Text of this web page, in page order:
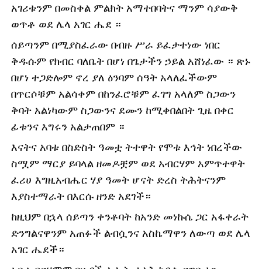
አገሪቱንም በመስቀል ምልክት አማተበባትና ማንም ሳያውቅ
ወጥቶ ወደ ሌላ አገር ሔደ ።
ሰይጣንም በሚያስፈራው በብዙ ሥራ ይፈታተነው ነበር
ቅዱሱም የክብር ባለቤት በሆነ በጌታችን ኃይል አሸነፈው ። ጽኑ
በሆነ ተጋድሎም ኖረ ያለ ዕንባም ሰዓት አላለፈችውም
በጥርሶቹም አልሳቀም በከንፈሮቹም ፈገግ አላለም ስጋውን
ቅባት አልነካውም ስጋውንና ደሙን ከሚቀበልበት ጊዜ በቀር
ፊቱንና እግሩን አልታጠበም ።
እናትና አባቱ በስድስት ዓመቷ ትተዋት የሞቱ እኅት ነበረችው
ስሟም ማርያ ይባላል ዘመዶቿም ወደ አብርሃም አምጥተዋት
ፈሪሀ እግዚአብሔር ሃያ ዓመት ሆናት ድረስ ትሕትናንም
እያስተማራት በእርሱ ዘንድ አደገች።
ከዚህም በኋላ ሰይጣን ቀንቶባት ከአንድ መነኩሴ ጋር አፋቀራት
ድንግልናዋንም አጠፉች ልብሷንና አስኬማዋን ለውጣ ወደ ሌላ
አገር ሔደች።